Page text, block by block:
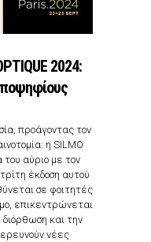
2024:
προάγοντας τον
η SILMO
αύριο με τον
έκδοση αυτού
σε φοιτητές
επικεντρώνεται
και την
νέες